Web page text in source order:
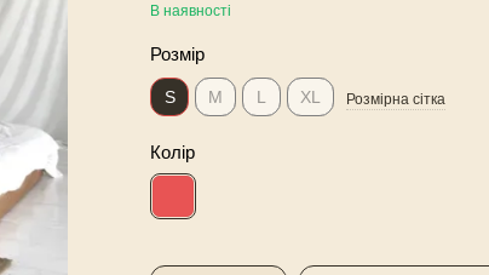
В наявності
Розмір
S M L XL Розмірна сітка
Колір